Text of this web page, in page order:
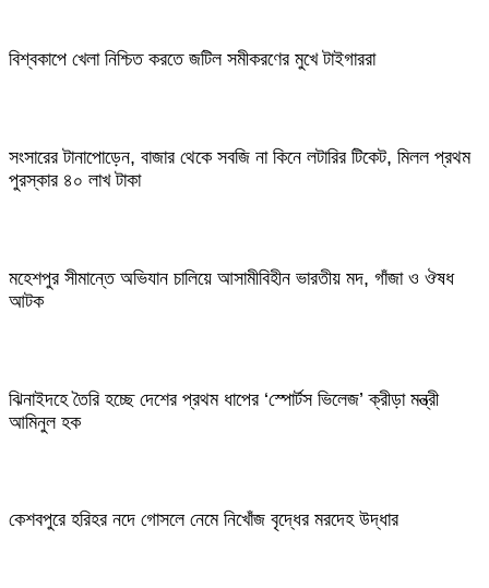
বিশ্বকাপে খেলা নিশ্চিত করতে জটিল সমীকরণের মুখে টাইগাররা
সংসারের টানাপোড়েন, বাজার থেকে সবজি না কিনে লটারির টিকেট, মিলল প্রথম
পুরস্কার ৪০ লাখ টাকা
মহেশপুর সীমান্তে অভিযান চালিয়ে আসামীবিহীন ভারতীয় মদ, গাঁজা ও ঔষধ
আটক
ঝিনাইদহে তৈরি হচ্ছে দেশের প্রথম ধাপের ‘স্পোর্টস ভিলেজ’ ক্রীড়া মন্ত্রী
আমিনুল হক
কেশবপুরে হরিহর নদে গোসলে নেমে নিখোঁজ বৃদ্ধের মরদেহ উদ্ধার